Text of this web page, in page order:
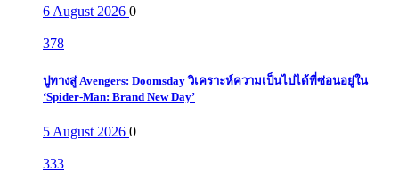
6 August 2026 0
378
ปูทางสู่ Avengers: Doomsday วิเคราะห์ความเป็นไปได้ที่ซ่อนอยู่ใน
‘Spider-Man: Brand New Day’
5 August 2026 0
333